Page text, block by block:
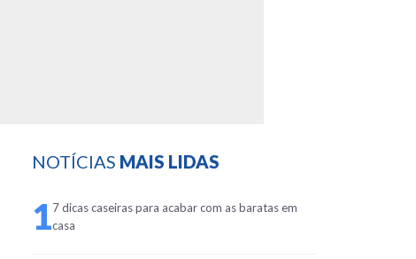
NOTÍCIAS MAIS LIDAS
17 dicas caseiras para acabar com as baratas em
casa